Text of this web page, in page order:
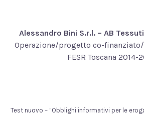
Alessandro Bini S.r.l. – AB
Operazione/progetto co-
FESR Toscana 2014-
Test nuovo – “Obblighi informativi per le